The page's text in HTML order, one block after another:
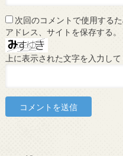
次回のコメントで使用する
アドレス、サイトを保存する。
上に表示された文字を入力して